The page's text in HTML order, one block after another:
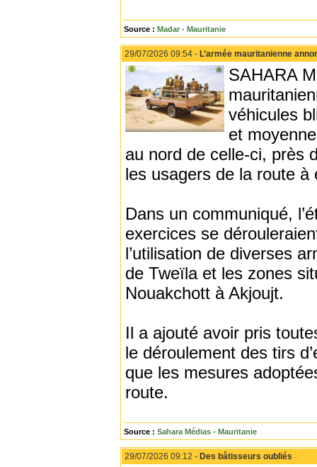
Source : Madar - Mauritanie
29/07/2026 09:54 - L’armée mauritanienne
SAHARA
véhicules
et
au nord de celle-ci, près
les usagers de la route
Dans un communiqué,
exercices se
l’utilisation de diverses
de Tweïla et les zones
Nouakchott à Akjoujt.
Il a ajouté avoir pris
le déroulement des tirs
que les mesures
route.
Source : Sahara Médias - Mauritanie
29/07/2026 09:12 - Des bâtisseurs oubliés